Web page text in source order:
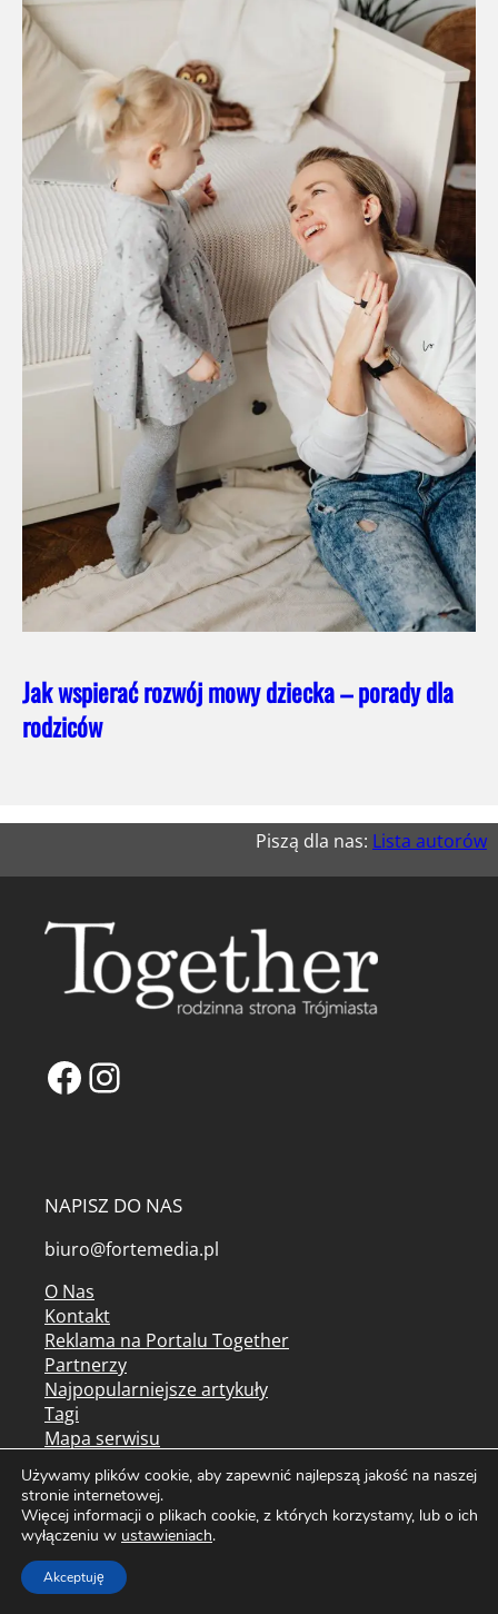
Jak wspierać rozwój mowy dziecka – porady dla
rodziców
Piszą dla nas: Lista autorów
Facebook
Instagram
NAPISZ DO NAS
biuro@fortemedia.pl
O Nas
Kontakt
Reklama na Portalu Together
Partnerzy
Najpopularniejsze artykuły
Tagi
Mapa serwisu
Kolorowanki do druku
Archiwum czasopism
Regulamin serwisu
Regulamin newslettera
Polityka prywatności / cookies
Używamy plików cookie, aby zapewnić najlepszą jakość na naszej
stronie internetowej.
Więcej informacji o plikach cookie, z których korzystamy, lub o ich
wyłączeniu w ustawieniach.
Akceptuję